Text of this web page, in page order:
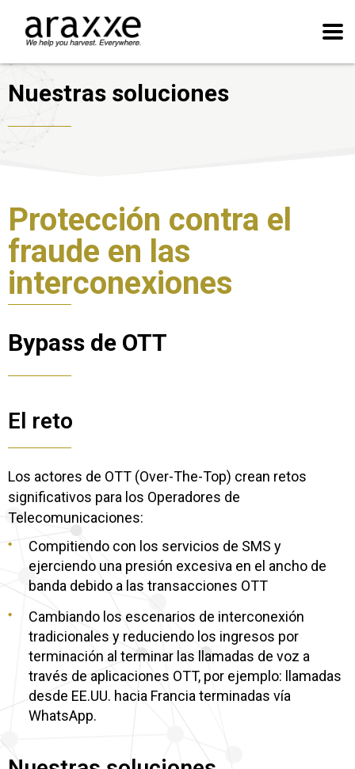
Nuestras soluciones
Protección contra el
fraude en las
interconexiones
Bypass de OTT
El reto
Los actores de OTT (Over-The-Top) crean retos
significativos para los Operadores de
Telecomunicaciones:
Compitiendo con los servicios de SMS y
ejerciendo una presión excesiva en el ancho de
banda debido a las transacciones OTT
Cambiando los escenarios de interconexión
tradicionales y reduciendo los ingresos por
terminación al terminar las llamadas de voz a
través de aplicaciones OTT, por ejemplo: llamadas
desde EE.UU. hacia Francia terminadas vía
WhatsApp.